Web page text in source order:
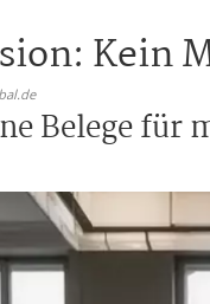
Kein
Belege für